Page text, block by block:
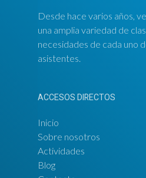
Desde hace varios años,
una amplia variedad de
necesidades de cada uno
asistentes.
ACCESOS DIRECTOS
Inicio
Sobre nosotros
Actividades
Blog